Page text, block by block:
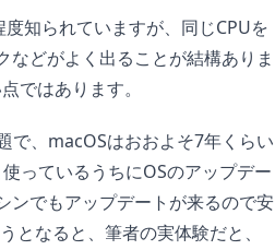
知られていますが、同じCPUを
どがよく出ることが結構ありま
ではあります。
で、macOSはおおよそ7年くらい
っているうちにOSのアップデー
ンでもアップデートが来るので安
となると、筆者の実体験だと、